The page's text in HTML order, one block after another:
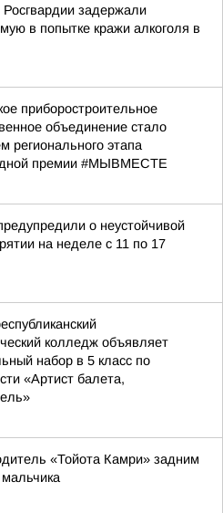
Росгвардии задержали
в попытке кражи алкоголя в
приборостроительное
объединение стало
регионального этапа
премии #МЫВМЕСТЕ
о неустойчивой
на неделе с 11 по 17
колледж объявляет
набор в 5 класс по
«Артист балета,
«Тойота Камри» задним